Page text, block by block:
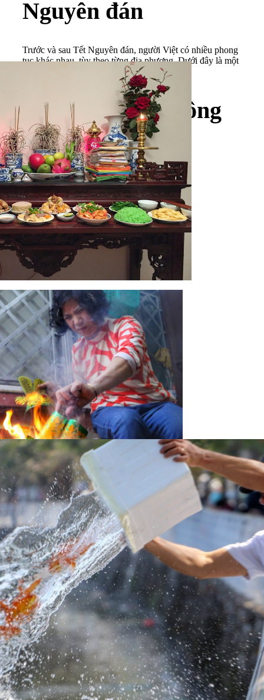
Nguyên đán
Trước và sau Tết Nguyên đán, người Việt có nhiều phong
tục khác nhau, tùy theo từng địa phương. Dưới đây là một
Cúng ông Công ông
Táo